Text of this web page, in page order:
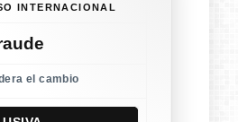
INTERNACIONAL
el cambio